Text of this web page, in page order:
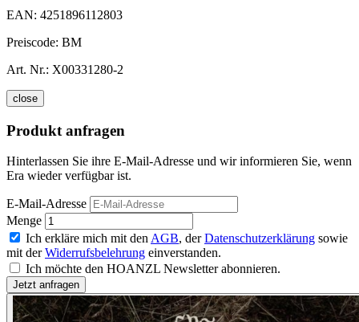
EAN: 4251896112803
Preiscode: BM
Art. Nr.: X00331280-2
close
Produkt anfragen
Hinterlassen Sie ihre E-Mail-Adresse und wir informieren Sie, wenn
Era wieder verfügbar ist.
E-Mail-Adresse
Menge
Ich erkläre mich mit den AGB, derDatenschutzerklärung sowie
mit derWiderrufsbelehrung einverstanden.
Ich möchte den HOANZL Newsletter abonnieren.